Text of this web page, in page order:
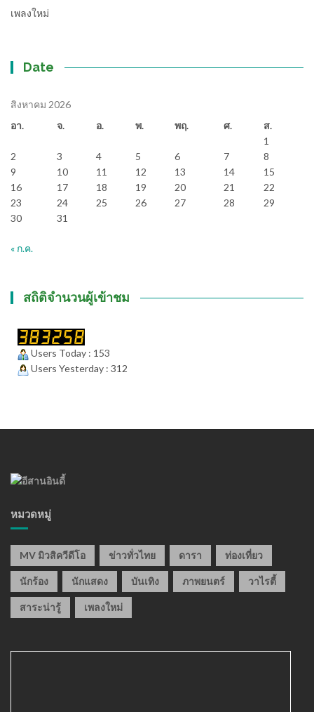
เพลงใหม่
Date
สิงหาคม 2026
อา.
จ. อ. พ. พฤ. ศ.
ส.
1
2
3 4 5 6 7
8
9
10 11 12 13 14
15
16
17 18 19 20 21
22
23
24 25 26 27 28
29
30
31
« ก.ค.
สถิติจำนวนผู้เข้าชม
Users Today : 153
Users Yesterday : 312
หมวดหมู่
MV มิวสิควีดีโอ ข่าวทั่วไทย ดารา ท่องเที่ยว
นักร้อง นักแสดง บันเทิง ภาพยนตร์ วาไรตี้
สาระน่ารู้ เพลงใหม่